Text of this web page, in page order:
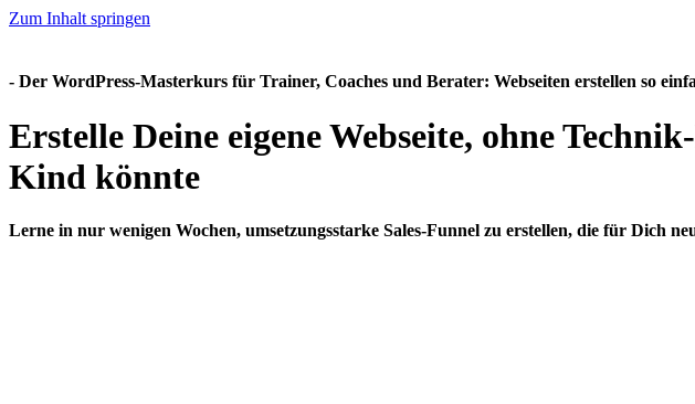
Zum Inhalt springen
- Der WordPress-Masterkurs für Trainer, Coaches und Berater: Webseiten erstellen so
Erstelle Deine eigene Webseite, ohne
Kind könnte
Lerne in nur wenigen Wochen, umsetzungsstarke Sales-Funnel zu erstellen, die für Dich